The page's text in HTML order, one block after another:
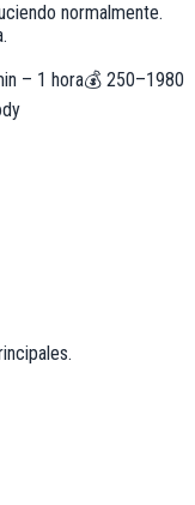
normalmente.
– 1 hora💰 250–1980